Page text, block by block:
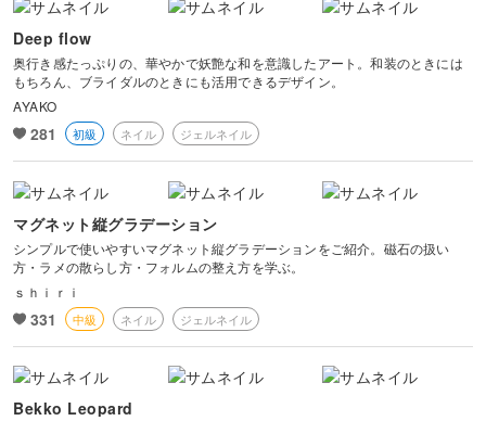
Deep flow
奥行き感たっぷりの、華やかで妖艶な和を意識したアート。和装のときには
もちろん、ブライダルのときにも活用できるデザイン。
AYAKO
281 初級 ネイル ジェルネイル
マグネット縦グラデーション
シンプルで使いやすいマグネット縦グラデーションをご紹介。磁石の扱い
方・ラメの散らし方・フォルムの整え方を学ぶ。
ｓｈｉｒｉ
331 中級 ネイル ジェルネイル
Bekko Leopard